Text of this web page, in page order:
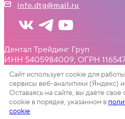
info.dtg@mail.ru
Дентал Трейдинг Груп
ИНН 5405984009, ОГРН
Сайт использует cookie для
сервисы веб-аналитики (Яндекс)
Оставаясь на сайте, вы даёте
cookie в порядке, указанном в
cookie.